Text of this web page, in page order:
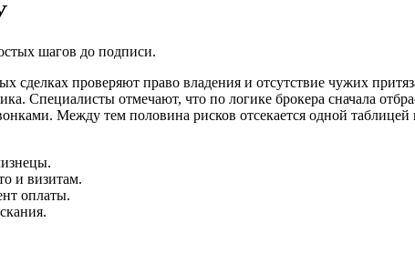
шагов до подписи.
сделках проверяют право владения и отсутствие чужих
Специалисты отмечают, что по логике брокера сначала
Между тем половина рисков отсекается одной
и визитам.
оплаты.